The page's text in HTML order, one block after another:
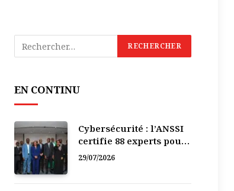
EN CONTINU
Cybersécurité : l’ANSSI
certifie 88 experts pour
renforcer la défense
29/07/2026